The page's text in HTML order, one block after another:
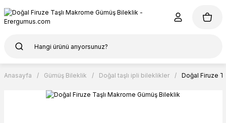
Anasayfa Gümüş Bileklik Doğal taşlı ipli bileklikler Doğal Firuze